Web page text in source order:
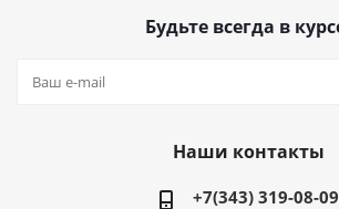
Будьте всегда в
Наши контакты
+7(343) 319-08-09